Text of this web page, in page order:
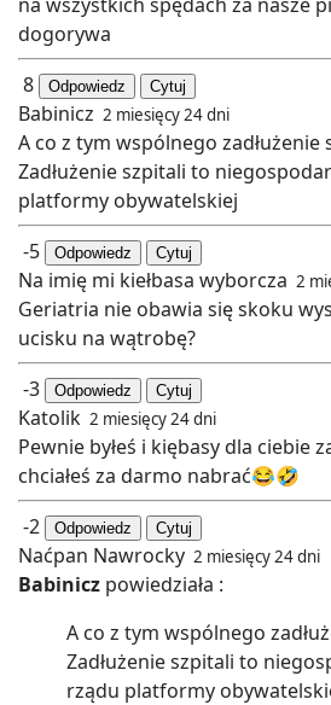
dogorywa
8
Odpowiedz Cytuj
Babinicz 2 miesięcy 24 dni
A co z tym wspólnego zadłużenie
Zadłużenie szpitali to
platformy obywatelskiej
-5
Odpowiedz Cytuj
Na imię mi kiełbasa wyborcza 2
Geriatria nie obawia się skoku
ucisku na wątrobę?
-3
Odpowiedz Cytuj
Katolik 2 miesięcy 24 dni
Pewnie byłeś i kiębasy dla ciebie
chciałeś za darmo nabrać😂🤣
-2
Odpowiedz Cytuj
Naćpan Nawrocky 2 miesięcy 24 dni
Babinicz powiedziała :
A co z tym wspólnego
Zadłużenie szpitali to
rządu platformy